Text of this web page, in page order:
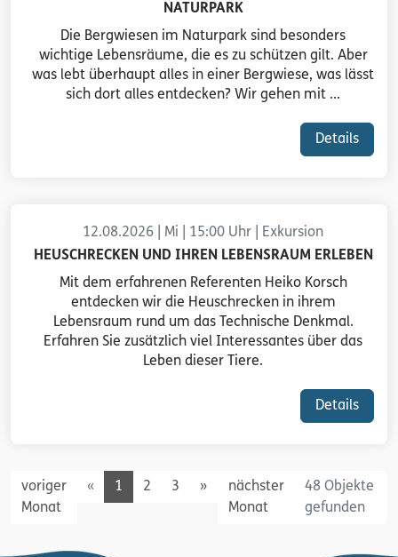
NATURPARK
Die Bergwiesen im Naturpark sind besonders
wichtige Lebensräume, die es zu schützen gilt. Aber
was lebt überhaupt alles in einer Bergwiese, was lässt
sich dort alles entdecken? Wir gehen mit ...
Details
12.08.2026 | Mi | 15:00 Uhr | Exkursion
HEUSCHRECKEN UND IHREN LEBENSRAUM ERLEBEN
Mit dem erfahrenen Referenten Heiko Korsch
entdecken wir die Heuschrecken in ihrem
Lebensraum rund um das Technische Denkmal.
Erfahren Sie zusätzlich viel Interessantes über das
Leben dieser Tiere.
Details
voriger
Monat
«Previous
1 2 3 »Nextnächster
Monat
48 Objekte
gefunden